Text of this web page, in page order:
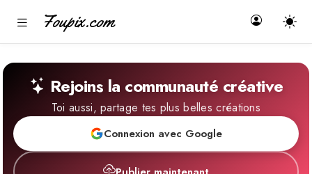
Foupix.com
Rejoins la communauté créative
Toi aussi, partage tes plus belles créations
Connexion avec Google